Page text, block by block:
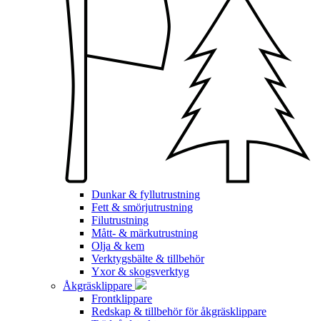
Dunkar & fyllutrustning
Fett & smörjutrustning
Filutrustning
Mått- & märkutrustning
Olja & kem
Verktygsbälte & tillbehör
Yxor & skogsverktyg
Åkgräsklippare
Frontklippare
Redskap & tillbehör för åkgräsklippare